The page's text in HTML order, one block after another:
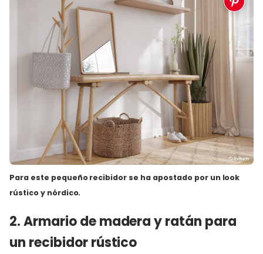
Para este pequeño recibidor se ha apostado por un look
rústico y nórdico.
2. Armario de madera y ratán para
un recibidor rústico